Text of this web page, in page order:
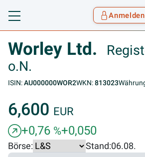
Toggle navigation
Anmelden
Worley Ltd.
o.N.
ISIN:AU000000WOR2WKN:813023
6,600 EUR
+0,76 %+0,050
Börse: Stand:06.08.